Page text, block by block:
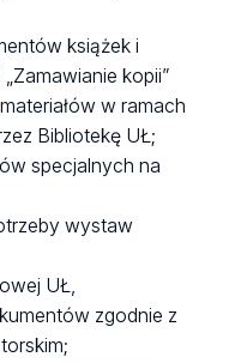
książek i
kopii”
w ramach
Bibliotekę UŁ;
specjalnych na
wystaw
UŁ,
zgodnie z